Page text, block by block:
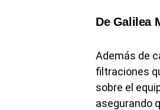
De Galilea
Además de
filtraciones
sobre el
asegurando